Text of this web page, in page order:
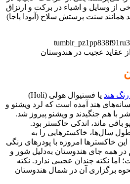
از وسایل و اشیاء در برکت و ارتزاق
همانند سنت پرستش سلاح (آیودا پاجا)
عقاید عجیب در هندوستان
هند
یا فستیوال هولی (Holi)
هند آمده است که لرد ویشنو و
شر با هم جنگیدند و ویشنو پیروز شد.
باقی ماند، اندکی خاکستر بود.
طول سال‌ها، خاکسترهایی را به
خاکسترها امروزه با پودرهای رنگی
در همه جای هندوستان به‌دلیل شور و
اما نکته چندان عجیبی ندارد. نکته
برگزاری آن در شمال هندوستان